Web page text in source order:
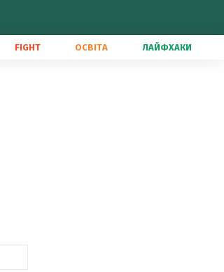
FIGHT ОСВІТА ЛАЙФХАКИ